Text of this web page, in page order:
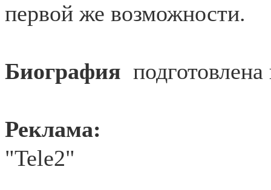
первой же возможности.
Биография
Реклама:
"Tele2"